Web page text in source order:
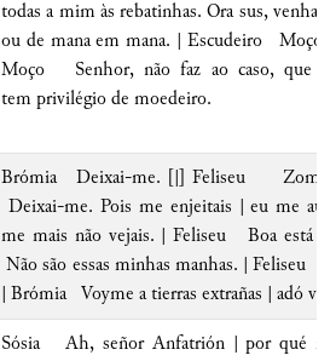
todas a mim às rebatinhas. Ora sus,
ou de mana em mana. | Escudeiro Moço,
Moço Senhor, não faz ao caso, que
tem privilégio de moedeiro.
Brómia Deixai-me. [|]Feliseu
Deixai-me. Pois me enjeitais | eu me
me mais não vejais. | Feliseu Boa está a
Não são essas minhas manhas. | Feliseu
| Brómia Voyme atierras extrañas | adó
Sósia Ah, señor Anfatrión |por qué